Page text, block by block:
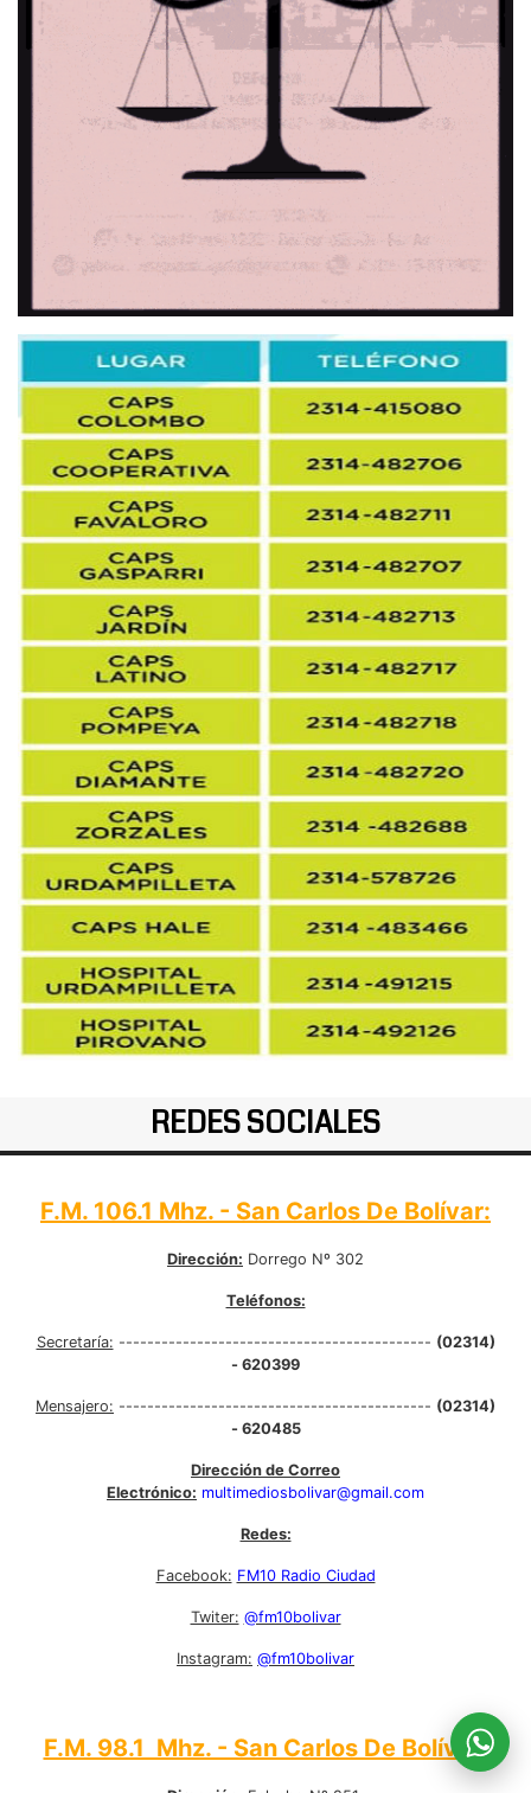
REDES SOCIALES
F.M. 106.1 Mhz. - San Carlos De Bolívar:
Dirección: Dorrego Nº 302
Teléfonos:
Secretaría: -------------------------------------------- (02314)
- 620399
Mensajero: -------------------------------------------- (02314)
- 620485
Dirección de Correo
Electrónico: multimediosbolivar@gmail.com
Redes:
Facebook: FM10 Radio Ciudad
Twiter: @fm10bolivar
Instagram: @fm10bolivar
F.M. 98.1 Mhz. - San Carlos De Bolívar: